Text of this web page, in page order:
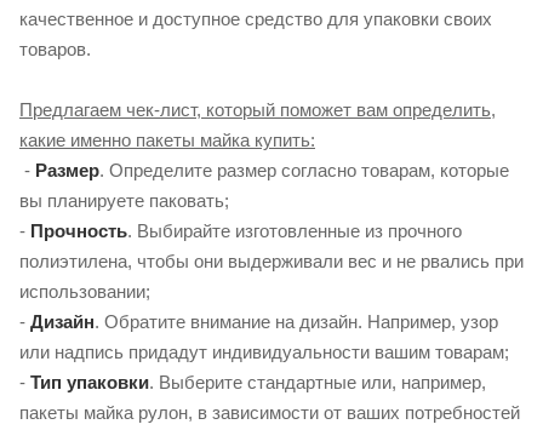
качественное и доступное средство для упаковки своих
товаров.
Предлагаем чек-лист, который поможет вам определить,
какие именно пакеты майка купить:
- Размер. Определите размер согласно товарам, которые
вы планируете паковать;
- Прочность. Выбирайте изготовленные из прочного
полиэтилена, чтобы они выдерживали вес и не рвались при
использовании;
- Дизайн. Обратите внимание на дизайн. Например, узор
или надпись придадут индивидуальности вашим товарам;
- Тип упаковки. Выберите стандартные или, например,
пакеты майка рулон, в зависимости от ваших потребностей